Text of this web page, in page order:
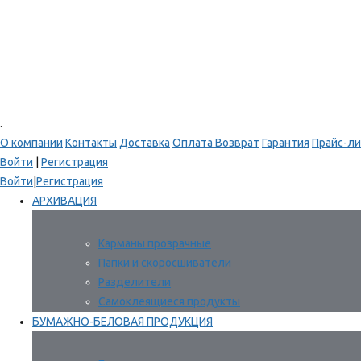
.
О компании Контакты Доставка Оплата Возврат Гарантия Прайс-
Войти
Регистрация
Войти Регистрация
АРХИВАЦИЯ
Карманы прозрачные
Папки и скоросшиватели
Разделители
Самоклеящиеся продукты
БУМАЖНО-БЕЛОВАЯ ПРОДУКЦИЯ